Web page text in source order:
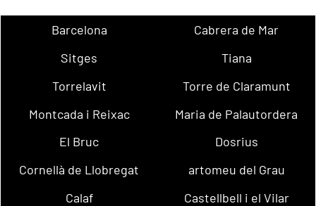
Barcelona
Cabrera de Mar
Sitges
Tiana
Torrelavit
Torre de Claramunt
Montcada i Reixac
Maria de Palautordera
El Bruc
Dosrius
Cornellà de Llobregat
artomeu del Grau
Calaf
Castellbell i el Vilar